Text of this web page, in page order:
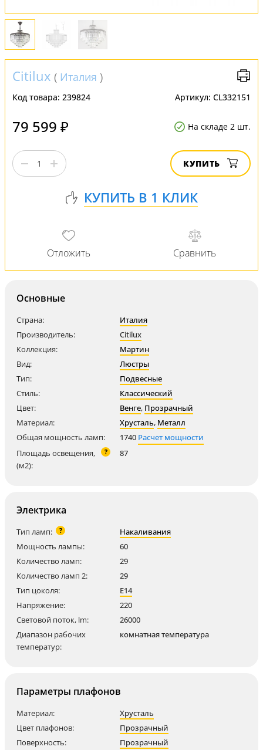
Citilux ( Италия )
Код товара: 239824 Артикул: CL332151
79 599 ₽ На складе 2 шт.
КУПИТЬ
Основные
Страна:
Италия
Производитель:
Citilux
Коллекция:
Мартин
Вид:
Люстры
Тип:
Подвесные
Стиль:
Классический
Цвет:
Венге, Прозрачный
Материал:
Хрусталь, Металл
Общая мощность ламп:
1740 Расчет мощности
Площадь освещения,
(м2):
? 87
Электрика
Тип ламп: ?
Накаливания
Мощность лампы:
60
Количество ламп:
29
Количество ламп 2:
29
Тип цоколя:
E14
Напряжение:
220
Световой поток, lm:
26000
Диапазон рабочих
температур:
комнатная температура
Параметры плафонов
Материал:
Хрусталь
Цвет плафонов:
Прозрачный
Поверхность:
Прозрачный